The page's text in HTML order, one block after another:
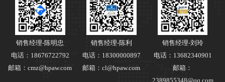
销售经理-陈明忠
电话：18676722792
邮箱：cmz@hpaw.com
销售经理-陈利
电话：18300000897
邮箱：cl@hpaw.com
销售经理-刘玲
电话：13682340901
邮箱：